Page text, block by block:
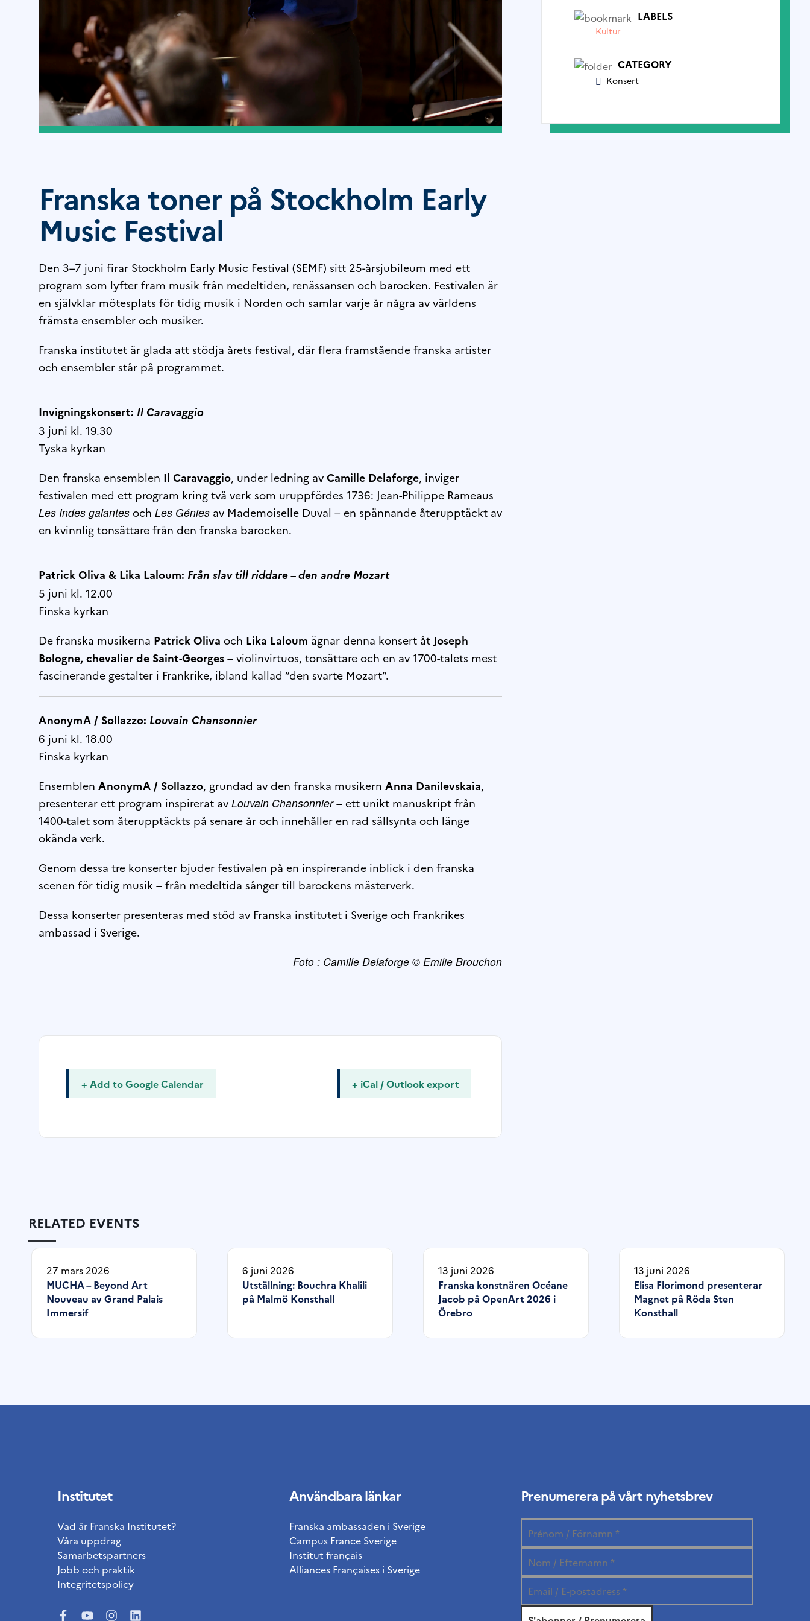
Franska toner på Stockholm Early
Music Festival
Den 3–7 juni firar Stockholm Early Music Festival (SEMF) sitt 25-årsjubileum med ett
program som lyfter fram musik från medeltiden, renässansen och barocken. Festivalen är
en självklar mötesplats för tidig musik i Norden och samlar varje år några av världens
främsta ensembler och musiker.
Franska institutet är glada att stödja årets festival, där flera framstående franska artister
och ensembler står på programmet.
Invigningskonsert: Il Caravaggio
3 juni kl. 19.30
Tyska kyrkan
Den franska ensemblen Il Caravaggio, under ledning avCamille Delaforge, inviger
festivalen med ett program kring två verk som uruppfördes 1736: Jean-Philippe Rameaus
Les Indes galantes ochLes Génies av Mademoiselle Duval – en spännande återupptäckt av
en kvinnlig tonsättare från den franska barocken.
Patrick Oliva & Lika Laloum: Från slav till riddare – den andre Mozart
5 juni kl. 12.00
Finska kyrkan
De franska musikerna Patrick Oliva och Lika Laloum ägnar denna konsert åt Joseph
Bologne, chevalier de Saint-Georges – violinvirtuos, tonsättare och en av 1700-talets mest
fascinerande gestalter i Frankrike, ibland kallad ”den svarte Mozart”.
AnonymA / Sollazzo: Louvain Chansonnier
6 juni kl. 18.00
Finska kyrkan
EnsemblenAnonymA / Sollazzo, grundad av den franska musikernAnna Danilevskaia,
presenterar ett program inspirerat avLouvain Chansonnier– ett unikt manuskript från
1400-talet som återupptäckts på senare år och innehåller en rad sällsynta och länge
okända verk.
Genom dessa tre konserter bjuder festivalen på en inspirerande inblick i den franska
scenen för tidig musik – från medeltida sånger till barockens mästerverk.
Dessa konserter presenteras med stöd av Franska institutet i Sverige och Frankrikes
ambassad i Sverige.
Foto : Camille Delaforge © Emilie Brouchon
+ Add to Google Calendar + iCal / Outlook export
LABELS
Kultur
CATEGORY
Konsert
RELATED EVENTS
27 mars 2026
MUCHA – Beyond Art
Nouveau av Grand Palais
Immersif
6 juni 2026
Utställning: Bouchra Khalili
på Malmö Konsthall
13 juni 2026
Franska konstnären Océane
Jacob på OpenArt 2026 i
Örebro
13 juni 2026
Elisa Florimond presenterar
Magnet på Röda Sten
Konsthall
Institutet
Vad är Franska Institutet?
Våra uppdrag
Samarbetspartners
Jobb och praktik
Integritetspolicy
Användbara länkar
Franska ambassaden i Sverige
Campus France Sverige
Institut français
Alliances Françaises i Sverige
Prenumerera på vårt nyhetsbrev